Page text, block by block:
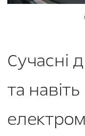
Сучасні
та навіть